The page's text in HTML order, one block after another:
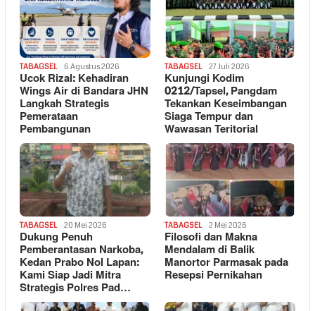
TABAGSEL 6 Agustus 2026
Ucok Rizal: Kehadiran
Wings Air di Bandara JHN
Langkah Strategis
Pemerataan
Pembangunan
TABAGSEL 27 Juli 2026
Kunjungi Kodim
0212/Tapsel, Pangdam
Tekankan Keseimbangan
Siaga Tempur dan
Wawasan Teritorial
TABAGSEL 20 Mei 2026
Dukung Penuh
Pemberantasan Narkoba,
Kedan Prabo Nol Lapan:
Kami Siap Jadi Mitra
Strategis Polres Pad…
TABAGSEL 2 Mei 2026
Filosofi dan Makna
Mendalam di Balik
Manortor Parmasak pada
Resepsi Pernikahan